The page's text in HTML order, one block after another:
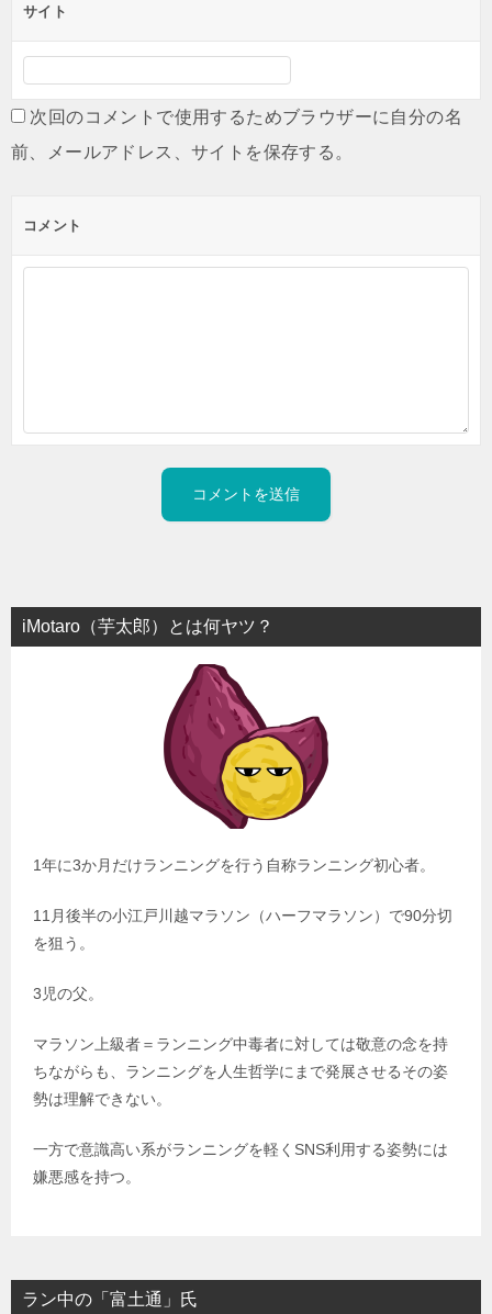
サイト
次回のコメントで使用するためブラウザーに自分の名
前、メールアドレス、サイトを保存する。
コメント
iMotaro（芋太郎）とは何ヤツ？
1年に3か月だけランニングを行う自称ランニング初心者。
11月後半の小江戸川越マラソン（ハーフマラソン）で90分切
を狙う。
3児の父。
マラソン上級者＝ランニング中毒者に対しては敬意の念を持
ちながらも、ランニングを人生哲学にまで発展させるその姿
勢は理解できない。
一方で意識高い系がランニングを軽くSNS利用する姿勢には
嫌悪感を持つ。
ラン中の「富土通」氏